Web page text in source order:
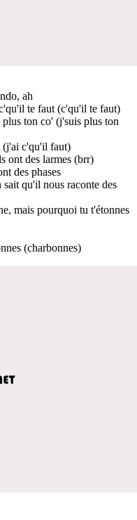
ah
te faut (c'qu'il te faut)
ton co' (j'suis plus ton
(j'ai c'qu'il faut)
ont des larmes (brr)
des phases
qu'il nous raconte des
mais pourquoi tu t'étonnes
(charbonnes)